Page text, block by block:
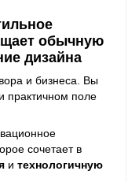
обычную
дизайна
и бизнеса. Вы
практичном поле
сочетает в
и технологичную